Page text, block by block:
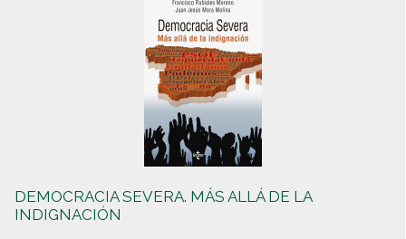
DEMOCRACIA SEVERA. MÁS ALLÁ DE LA
INDIGNACIÓN